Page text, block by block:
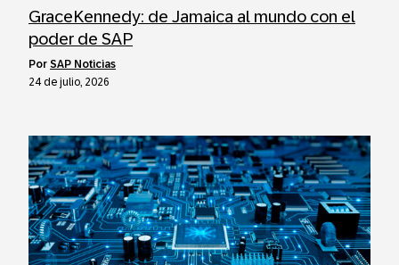
GraceKennedy: de Jamaica al mundo con el
poder de SAP
por SAP Noticias
24 de julio, 2026